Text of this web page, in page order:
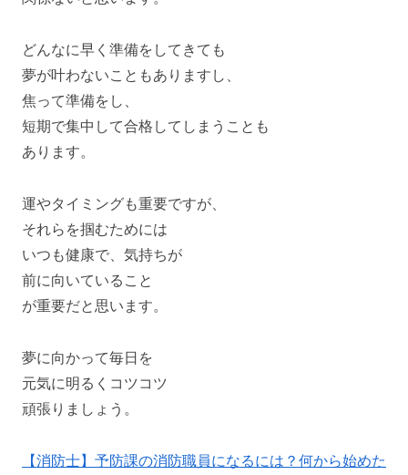
どんなに早く準備をしてきても
夢が叶わないこともありますし、
焦って準備をし、
短期で集中して合格してしまうことも
あります。
運やタイミングも重要ですが、
それらを掴むためには
いつも健康で、気持ちが
前に向いていること
が重要だと思います。
夢に向かって毎日を
元気に明るくコツコツ
頑張りましょう。
【消防士】予防課の消防職員になるには？何から始めた